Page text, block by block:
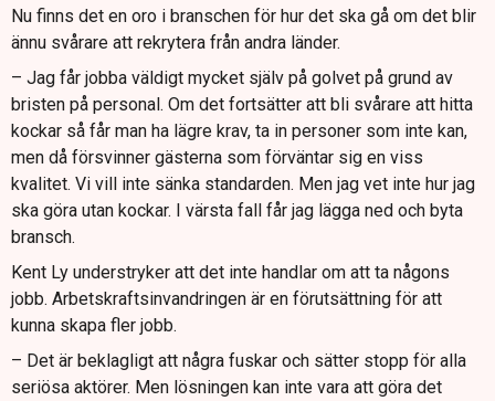
Nu finns det en oro i branschen för hur det ska gå om det blir
ännu svårare att rekrytera från andra länder.
– Jag får jobba väldigt mycket själv på golvet på grund av
bristen på personal. Om det fortsätter att bli svårare att hitta
kockar så får man ha lägre krav, ta in personer som inte kan,
men då försvinner gästerna som förväntar sig en viss
kvalitet. Vi vill inte sänka standarden. Men jag vet inte hur jag
ska göra utan kockar. I värsta fall får jag lägga ned och byta
bransch.
Kent Ly understryker att det inte handlar om att ta någons
jobb. Arbetskraftsinvandringen är en förutsättning för att
kunna skapa fler jobb.
– Det är beklagligt att några fuskar och sätter stopp för alla
seriösa aktörer. Men lösningen kan inte vara att göra det